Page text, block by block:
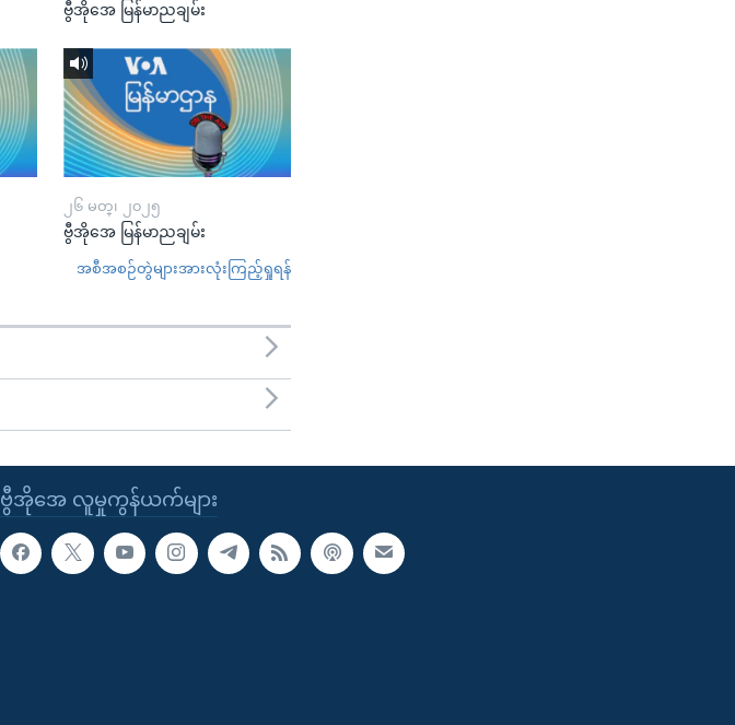
ဗွီအိုအေ မြန်မာညချမ်း
၂၆ မတ္၊ ၂၀၂၅
ဗွီအိုအေ မြန်မာညချမ်း
အစီအစဉ်တွဲများအားလုံးကြည့်ရှုရန်
ဗွီအိုအေ လူမှုကွန်ယက်များ